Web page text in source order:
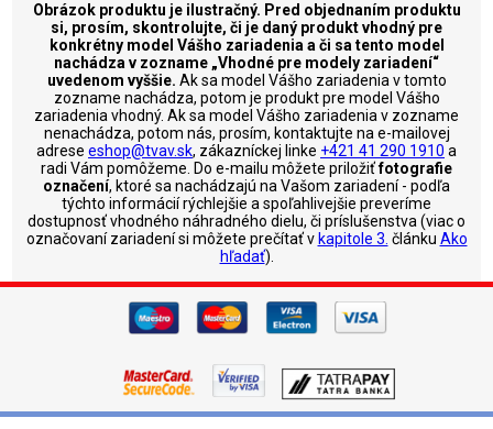
Obrázok produktu je ilustračný. Pred objednaním produktu
si, prosím, skontrolujte, či je daný produkt vhodný pre
konkrétny model Vášho zariadenia a či sa tento model
nachádza v zozname „Vhodné pre modely zariadení“
uvedenom vyššie. Ak sa model Vášho zariadenia v tomto
zozname nachádza, potom je produkt pre model Vášho
zariadenia vhodný. Ak sa model Vášho zariadenia v zozname
nenachádza, potom nás, prosím, kontaktujte na e-mailovej
adrese eshop@tvav.sk, zákazníckej linke +421 41 290 1910 a
radi Vám pomôžeme. Do e-mailu môžete priložiťfotografie
označení, ktoré sa nachádzajú na Vašom zariadení - podľa
týchto informácií rýchlejšie a spoľahlivejšie preveríme
dostupnosť vhodného náhradného dielu, či príslušenstva (viac o
označovaní zariadení si môžete prečítať v kapitole 3. článku Ako
hľadať).